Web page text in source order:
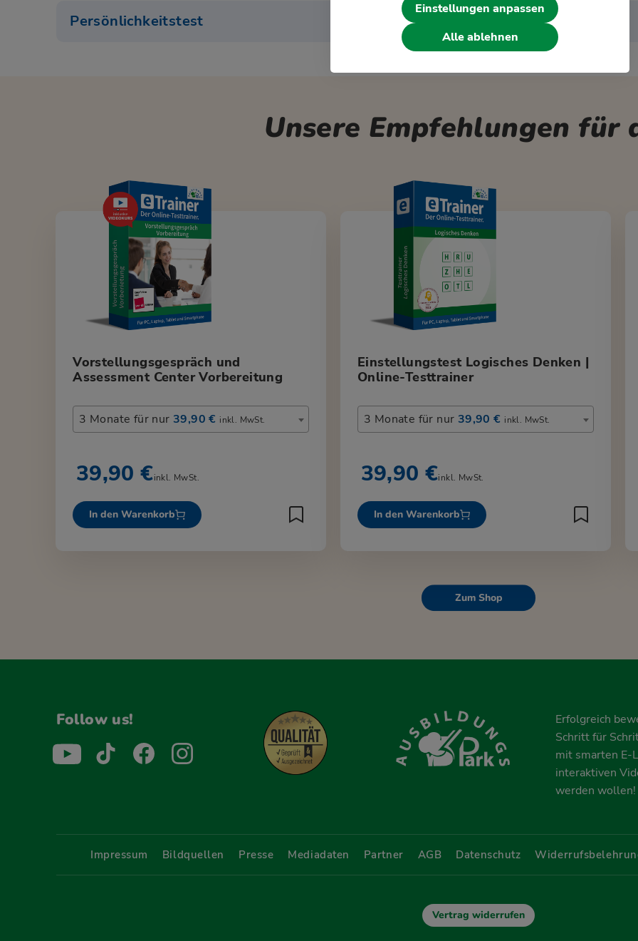
Persönlichkeitstest
Unsere Empfehlungen für
Vorstellungsgespräch und
Assessment Center Vorbereitung
3 Monate für nur 39,90 € inkl. MwSt.
39,90 €inkl. MwSt.
In den Warenkorb
Einstellungstest Logisches Denken |
Online-Testtrainer
3 Monate für nur 39,90 € inkl. MwSt.
39,90 €inkl. MwSt.
In den Warenkorb
Zum Shop
Follow us!
Erfolgreich
Schritt für
mit smarten E-
interaktiven
werden wollen!
Impressum Bildquellen Presse Mediadaten Partner AGB Datenschutz
Vertrag widerrufen
Einstellungen anpassen
Alle ablehnen